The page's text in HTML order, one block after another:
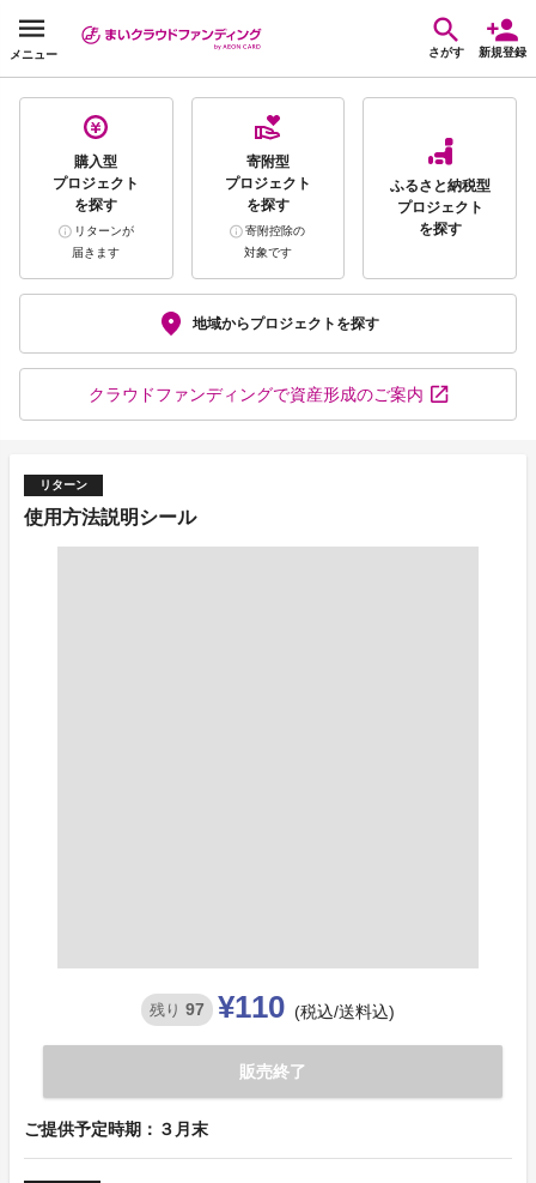
メニュー さがす 新規登録
購入型
プロジェクト
を探す
リターンが
届きます
寄附型
プロジェクト
を探す
寄附控除の
対象です
ふるさと納税型
プロジェクト
を探す
地域からプロジェクトを探す
クラウドファンディングで資産形成のご案内
リターン
使用方法説明シール
残り 97 ¥110 (税込/送料込)
販売終了
ご提供予定時期：３月末